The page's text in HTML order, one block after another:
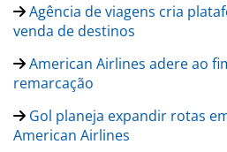
Agência de viagens cria
venda de destinos
American Airlines adere ao
remarcação
Gol planeja expandir rotas
American Airlines